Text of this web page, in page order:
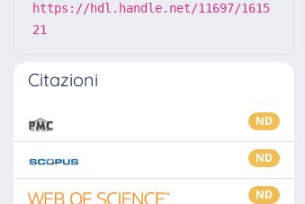
https://hdl.handle.net/11697/1615
21
Citazioni
ND
ND
ND